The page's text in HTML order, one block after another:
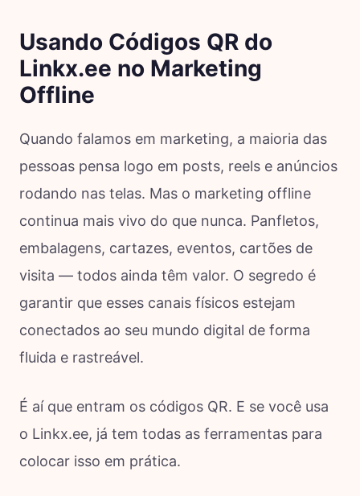
Usando Códigos QR do
Linkx.ee no Marketing
Offline
Quando falamos em marketing, a maioria das
pessoas pensa logo em posts, reels e anúncios
rodando nas telas. Mas o marketing offline
continua mais vivo do que nunca. Panfletos,
embalagens, cartazes, eventos, cartões de
visita — todos ainda têm valor. O segredo é
garantir que esses canais físicos estejam
conectados ao seu mundo digital de forma
fluida e rastreável.
É aí que entram os códigos QR. E se você usa
o Linkx.ee, já tem todas as ferramentas para
colocar isso em prática.